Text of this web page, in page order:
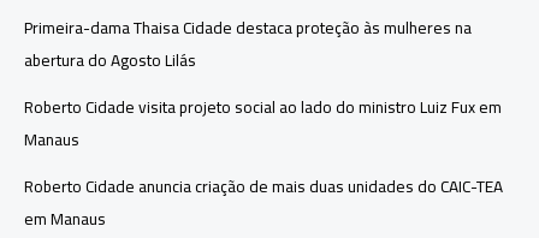
Primeira-dama Thaisa Cidade destaca proteção às mulheres na
abertura do Agosto Lilás
Roberto Cidade visita projeto social ao lado do ministro Luiz Fux em
Manaus
Roberto Cidade anuncia criação de mais duas unidades do CAIC-TEA
em Manaus